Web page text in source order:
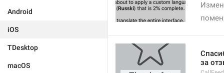
Android
iOS
TDesktop
macOS
за